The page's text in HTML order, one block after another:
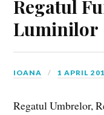
Regatul
Luminilor
IOANA 1 APRIL
Regatul Umbrelor,